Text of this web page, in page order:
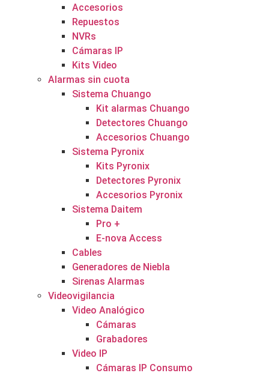
Accesorios
Repuestos
NVRs
Cámaras IP
Kits Video
Alarmas sin cuota
Sistema Chuango
Kit alarmas Chuango
Detectores Chuango
Accesorios Chuango
Sistema Pyronix
Kits Pyronix
Detectores Pyronix
Accesorios Pyronix
Sistema Daitem
Pro +
E-nova Access
Cables
Generadores de Niebla
Sirenas Alarmas
Videovigilancia
Video Analógico
Cámaras
Grabadores
Video IP
Cámaras IP Consumo